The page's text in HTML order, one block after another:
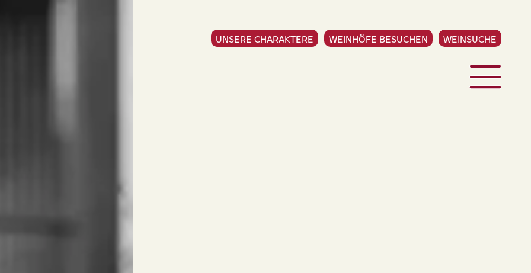
UNSERE CHARAKTERE WEINHÖFE BESUCHEN WEINSUCHE